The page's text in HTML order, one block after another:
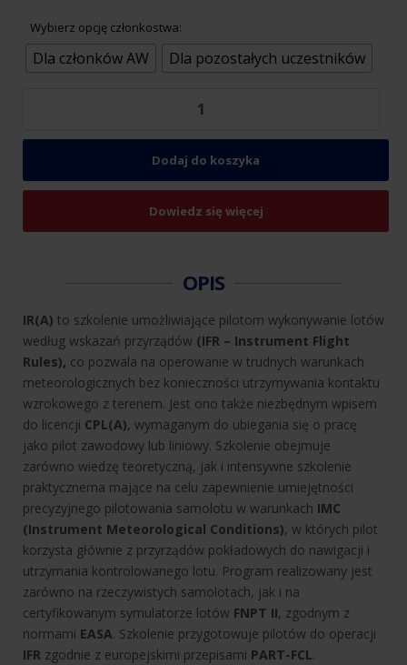
Wybierz opcję członkostwa:
Dla członków AW Dla pozostałych uczestników
Z
SE
ME
Dodaj do koszyka
Dowiedz się więcej
OPIS
IR(A) to szkolenie umożliwiające pilotom wykonywanie lotów
według wskazań przyrządów (IFR – Instrument Flight
Rules), co pozwala na operowanie w trudnych warunkach
meteorologicznych bez konieczności utrzymywania kontaktu
wzrokowego z terenem. Jest ono także niezbędnym wpisem
do licencji CPL(A), wymaganym do ubiegania się o pracę
jako pilot zawodowy lub liniowy. Szkolenie obejmuje
zarówno wiedzę teoretyczną, jak i intensywne szkolenie
praktycznema mające na celu zapewnienie umiejętności
precyzyjnego pilotowania samolotu w warunkach IMC
(Instrument Meteorological Conditions), w których pilot
korzysta głównie z przyrządów pokładowych do nawigacji i
utrzymania kontrolowanego lotu. Program realizowany jest
zarówno na rzeczywistych samolotach, jak i na
certyfikowanym symulatorze lotów FNPT II, zgodnym z
normami EASA. Szkolenie przygotowuje pilotów do operacji
IFR zgodnie z europejskimi przepisami PART-FCL.